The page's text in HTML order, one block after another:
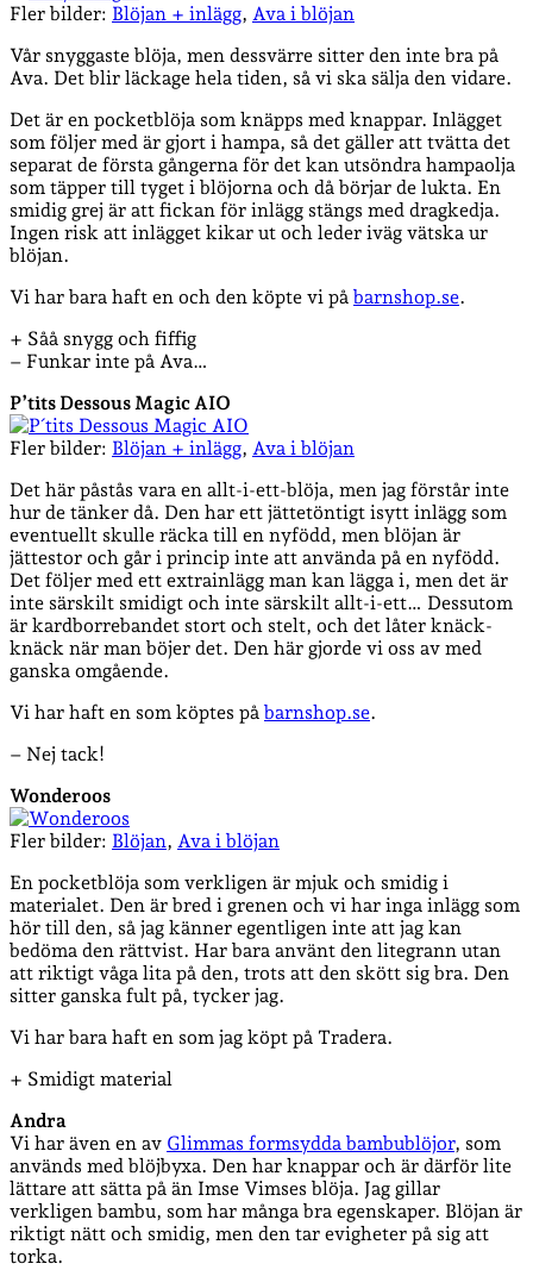
Fler bilder: Blöjan + inlägg, Ava i blöjan
Vår snyggaste blöja, men dessvärre sitter den inte bra på
Ava. Det blir läckage hela tiden, så vi ska sälja den vidare.
Det är en pocketblöja som knäpps med knappar. Inlägget
som följer med är gjort i hampa, så det gäller att tvätta det
separat de första gångerna för det kan utsöndra hampaolja
som täpper till tyget i blöjorna och då börjar de lukta. En
smidig grej är att fickan för inlägg stängs med dragkedja.
Ingen risk att inlägget kikar ut och leder iväg vätska ur
blöjan.
Vi har bara haft en och den köpte vi på barnshop.se.
+ Såå snygg och fiffig
– Funkar inte på Ava…
P’tits Dessous Magic AIO
Fler bilder: Blöjan + inlägg, Ava i blöjan
Det här påstås vara en allt-i-ett-blöja, men jag förstår inte
hur de tänker då. Den har ett jättetöntigt isytt inlägg som
eventuellt skulle räcka till en nyfödd, men blöjan är
jättestor och går i princip inte att använda på en nyfödd.
Det följer med ett extrainlägg man kan lägga i, men det är
inte särskilt smidigt och inte särskilt allt-i-ett… Dessutom
är kardborrebandet stort och stelt, och det låter knäck-
knäck när man böjer det. Den här gjorde vi oss av med
ganska omgående.
Vi har haft en som köptes på barnshop.se.
– Nej tack!
Wonderoos
Fler bilder: Blöjan, Ava i blöjan
En pocketblöja som verkligen är mjuk och smidig i
materialet. Den är bred i grenen och vi har inga inlägg som
hör till den, så jag känner egentligen inte att jag kan
bedöma den rättvist. Har bara använt den litegrann utan
att riktigt våga lita på den, trots att den skött sig bra. Den
sitter ganska fult på, tycker jag.
Vi har bara haft en som jag köpt på Tradera.
+ Smidigt material
Andra
Vi har även en av Glimmas formsydda bambublöjor, som
används med blöjbyxa. Den har knappar och är därför lite
lättare att sätta på än Imse Vimses blöja. Jag gillar
verkligen bambu, som har många bra egenskaper. Blöjan är
riktigt nätt och smidig, men den tar evigheter på sig att
torka.